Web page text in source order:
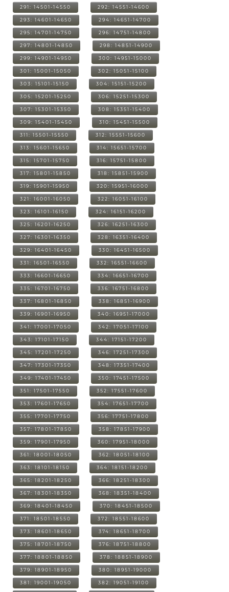
291: 14501-14550 292: 14551-14600
293: 14601-14650 294: 14651-14700
295: 14701-14750 296: 14751-14800
297: 14801-14850 298: 14851-14900
299: 14901-14950 300: 14951-15000
301: 15001-15050 302: 15051-15100
303: 15101-15150 304: 15151-15200
305: 15201-15250 306: 15251-15300
307: 15301-15350 308: 15351-15400
309: 15401-15450 310: 15451-15500
311: 15501-15550 312: 15551-15600
313: 15601-15650 314: 15651-15700
315: 15701-15750 316: 15751-15800
317: 15801-15850 318: 15851-15900
319: 15901-15950 320: 15951-16000
321: 16001-16050 322: 16051-16100
323: 16101-16150 324: 16151-16200
325: 16201-16250 326: 16251-16300
327: 16301-16350 328: 16351-16400
329: 16401-16450 330: 16451-16500
331: 16501-16550 332: 16551-16600
333: 16601-16650 334: 16651-16700
335: 16701-16750 336: 16751-16800
337: 16801-16850 338: 16851-16900
339: 16901-16950 340: 16951-17000
341: 17001-17050 342: 17051-17100
343: 17101-17150 344: 17151-17200
345: 17201-17250 346: 17251-17300
347: 17301-17350 348: 17351-17400
349: 17401-17450 350: 17451-17500
351: 17501-17550 352: 17551-17600
353: 17601-17650 354: 17651-17700
355: 17701-17750 356: 17751-17800
357: 17801-17850 358: 17851-17900
359: 17901-17950 360: 17951-18000
361: 18001-18050 362: 18051-18100
363: 18101-18150 364: 18151-18200
365: 18201-18250 366: 18251-18300
367: 18301-18350 368: 18351-18400
369: 18401-18450 370: 18451-18500
371: 18501-18550 372: 18551-18600
373: 18601-18650 374: 18651-18700
375: 18701-18750 376: 18751-18800
377: 18801-18850 378: 18851-18900
379: 18901-18950 380: 18951-19000
381: 19001-19050 382: 19051-19100